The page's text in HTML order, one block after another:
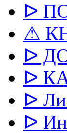
ᐅ
⚠
ᐅ
ᐅ
ᐅ
ᐅ